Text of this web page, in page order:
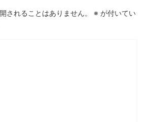
されることはありません。 ※ が付いてい